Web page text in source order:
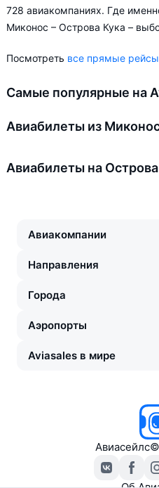
728 авиакомпаниях. Где
Миконос – Острова Кука –
Посмотреть все прямые
Самые популярные на
Авиабилеты из
Авиабилеты на
Авиакомпании
Направления
Города
Аэропорты
Aviasales в мире
Авиасейлс©